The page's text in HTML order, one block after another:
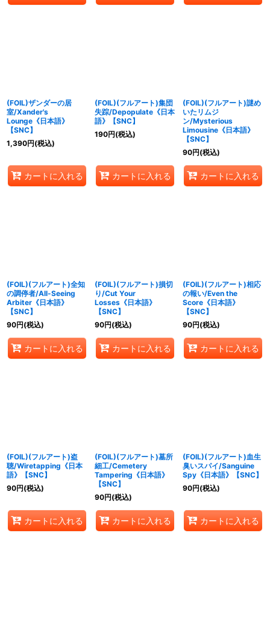
(FOIL)ザンダーの居
室/Xander's
Lounge《日本語》
【SNC】
1,390円(税込)
カートに入れる
(FOIL)(フルアート)集団
失踪/Depopulate《日本
語》【SNC】
190円(税込)
カートに入れる
(FOIL)(フルアート)謎め
いたリムジ
ン/Mysterious
Limousine《日本語》
【SNC】
90円(税込)
カートに入れる
(FOIL)(フルアート)全知
の調停者/All-Seeing
Arbiter《日本語》
【SNC】
90円(税込)
カートに入れる
(FOIL)(フルアート)損切
り/Cut Your
Losses《日本語》
【SNC】
90円(税込)
カートに入れる
(FOIL)(フルアート)相応
の報い/Even the
Score《日本語》
【SNC】
90円(税込)
カートに入れる
(FOIL)(フルアート)盗
聴/Wiretapping《日本
語》【SNC】
90円(税込)
カートに入れる
(FOIL)(フルアート)墓所
細工/Cemetery
Tampering《日本語》
【SNC】
90円(税込)
カートに入れる
(FOIL)(フルアート)血生
臭いスパイ/Sanguine
Spy《日本語》【SNC】
90円(税込)
カートに入れる